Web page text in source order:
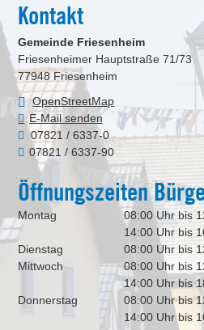
Kontakt
Gemeinde Friesenheim
Friesenheimer Hauptstraße 71/73
77948 Friesenheim
OpenStreetMap
E-Mail senden
07821 / 6337-0
07821 / 6337-90
Öffnungszeiten
Montag
08:00 Uhr bis
14:00 Uhr bis
Dienstag
08:00 Uhr bis
Mittwoch
08:00 Uhr bis
14:00 Uhr bis
Donnerstag
08:00 Uhr bis
14:00 Uhr bis